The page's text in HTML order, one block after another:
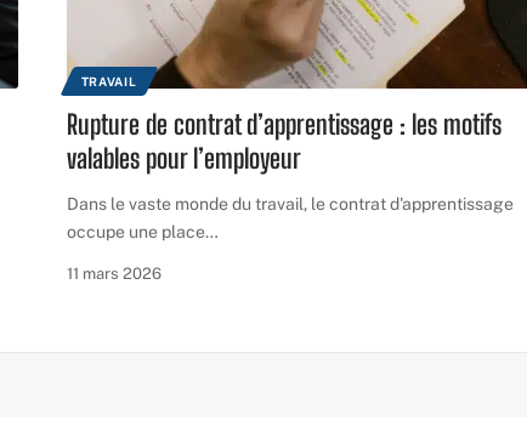
TRAVAIL
Rupture de contrat d’apprentissage : les motifs
valables pour l’employeur
Dans le vaste monde du travail, le contrat d'apprentissage
occupe une place…
11 mars 2026